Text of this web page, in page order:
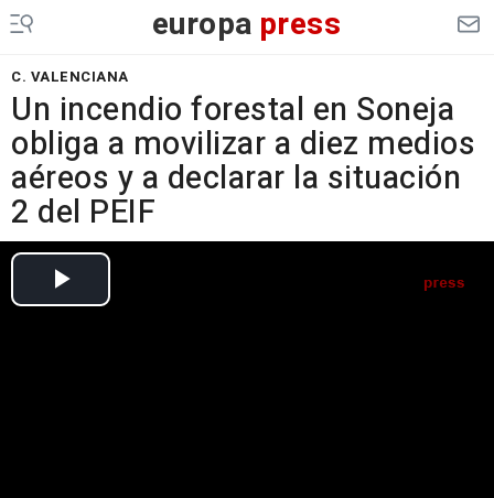
europa press
C. VALENCIANA
Un incendio forestal en Soneja
obliga a movilizar a diez medios
aéreos y a declarar la situación
2 del PEIF